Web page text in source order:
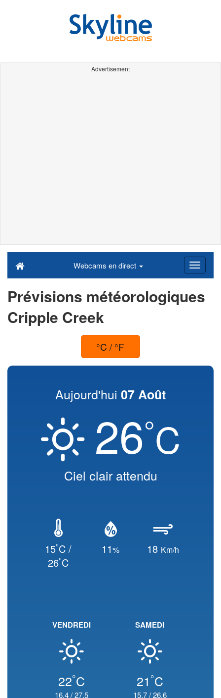
Advertisement
Webcams en direct
Prévisions météorologiques
Cripple Creek
°C / °F
Aujourd'hui 07 Août
26°C
Ciel clair attendu
15°C /
26°C
11% 18 Km/h
VENDREDI
22°C
16.4/27.5
SAMEDI
21 °C
15.7/26.6